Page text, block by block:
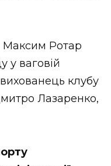
Максим Ротар
у ваговій
вихованець клубу
Лазаренко,